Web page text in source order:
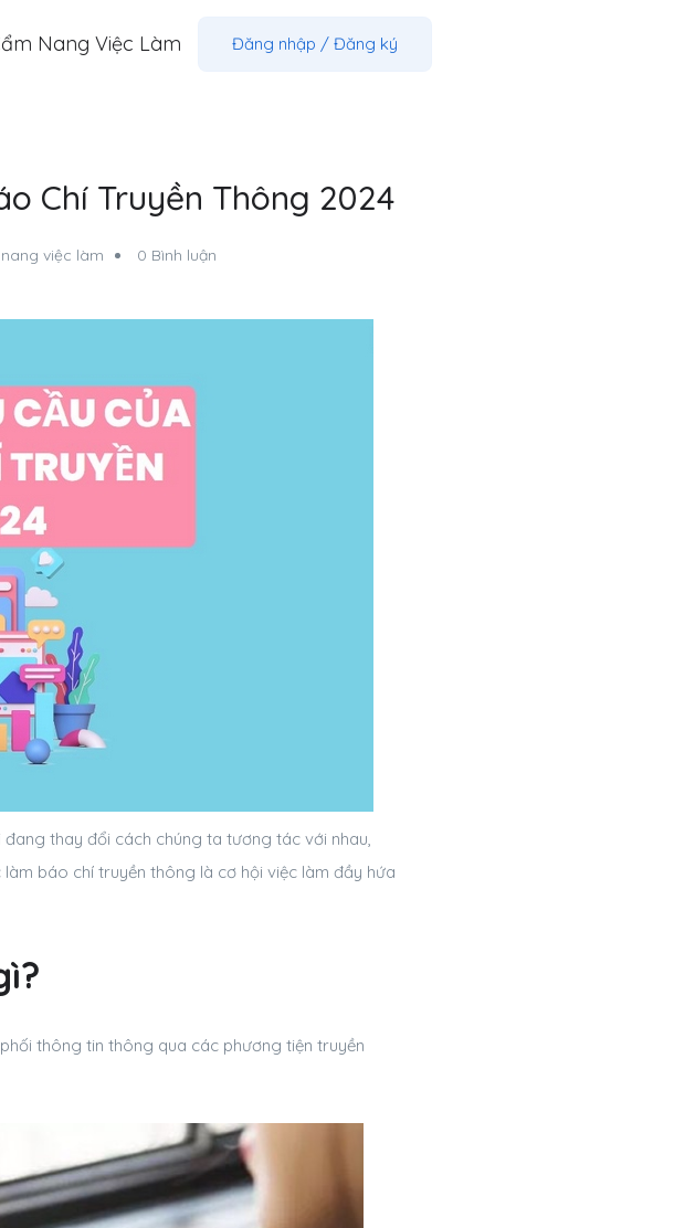
Nang Việc Làm Đăng nhập / Đăng ký
Chí Truyền Thông 2024
việc làm 0 Bình luận
thay đổi cách chúng ta tương tác với nhau,
báo chí truyền thông là cơ hội việc làm đầy hứa
thông tin thông qua các phương tiện truyền